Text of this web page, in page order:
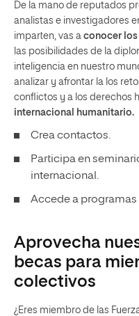
De la mano de reputados
analistas e investigadores
imparten, vas a conocer los
las posibilidades de la
inteligencia en nuestro
analizar y afrontar la los
conflictos y a los derechos
internacional humanitario.
Crea contactos.
Participa en
internacional.
Accede a
Aprovecha
becas para
colectivos
¿Eres miembro de las